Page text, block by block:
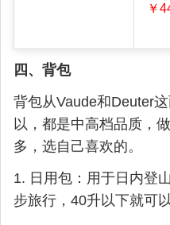
￥
四、背包
背包从Vaude和Deuter
以，都是中高档品质，
多，选自己喜欢的。
1. 日用包：用于日内登
步旅行，40升以下就可以